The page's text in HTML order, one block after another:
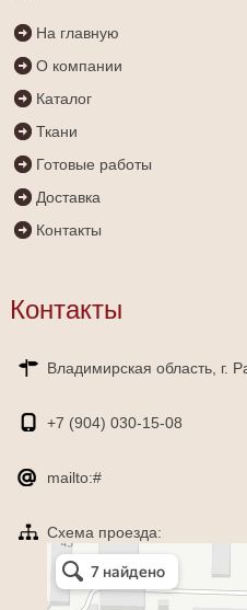
На главную
О компании
Каталог
Ткани
Готовые работы
Доставка
Контакты
Контакты
Владимирская область, г.
+7 (904) 030-15-08
mailto:#
Схема проезда:
Яндекс Карты
Радужный — Яндекс Карты